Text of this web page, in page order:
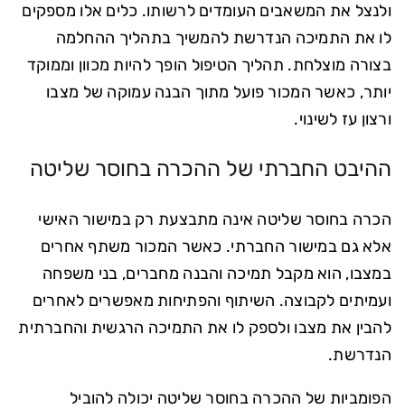
ולנצל את המשאבים העומדים לרשותו. כלים אלו מספקים
לו את התמיכה הנדרשת להמשיך בתהליך ההחלמה
בצורה מוצלחת. תהליך הטיפול הופך להיות מכוון וממוקד
יותר, כאשר המכור פועל מתוך הבנה עמוקה של מצבו
ורצון עז לשינוי.
ההיבט החברתי של ההכרה בחוסר שליטה
הכרה בחוסר שליטה אינה מתבצעת רק במישור האישי
אלא גם במישור החברתי. כאשר המכור משתף אחרים
במצבו, הוא מקבל תמיכה והבנה מחברים, בני משפחה
ועמיתים לקבוצה. השיתוף והפתיחות מאפשרים לאחרים
להבין את מצבו ולספק לו את התמיכה הרגשית והחברתית
הנדרשת.
הפומביות של ההכרה בחוסר שליטה יכולה להוביל